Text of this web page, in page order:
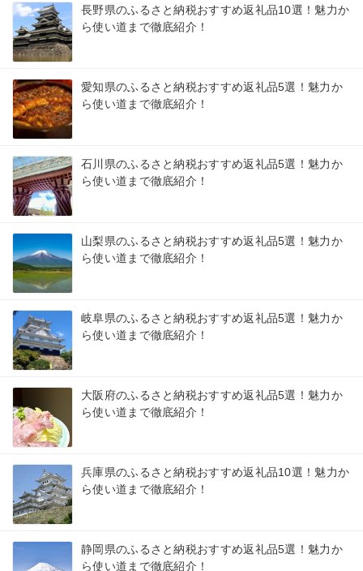
長野県のふるさと納税おすすめ返礼品10選！魅力か
ら使い道まで徹底紹介！
愛知県のふるさと納税おすすめ返礼品5選！魅力か
ら使い道まで徹底紹介！
石川県のふるさと納税おすすめ返礼品5選！魅力か
ら使い道まで徹底紹介！
山梨県のふるさと納税おすすめ返礼品5選！魅力か
ら使い道まで徹底紹介！
岐阜県のふるさと納税おすすめ返礼品5選！魅力か
ら使い道まで徹底紹介！
大阪府のふるさと納税おすすめ返礼品5選！魅力か
ら使い道まで徹底紹介！
兵庫県のふるさと納税おすすめ返礼品10選！魅力か
ら使い道まで徹底紹介！
静岡県のふるさと納税おすすめ返礼品5選！魅力か
ら使い道まで徹底紹介！